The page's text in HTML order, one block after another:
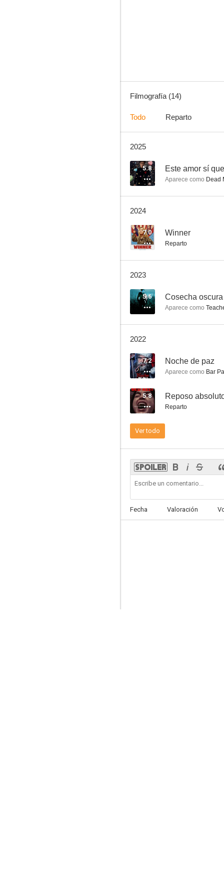
Filmografía (14)
Todo Reparto
2025
5.8 Este amor sí
Aparece como Dead
2024
7.0 Winner
Reparto
2023
5.6 Cosecha oscura
Aparece como
2022
7.2 Noche de paz
Aparece como Bar
5.8 Reposo
Reparto
Ver todo
Fecha Valoración